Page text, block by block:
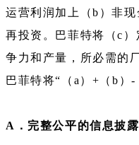
运营利润加上（b）非
再投资。巴菲特将（c
争力和产量，所必需的
巴菲特将“（a）+（b）-
A．完整公平的信息披露